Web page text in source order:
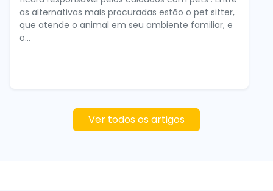
as alternativas mais procuradas estão o pet sitter,
que atende o animal em seu ambiente familiar, e
o...
Ver todos os artigos